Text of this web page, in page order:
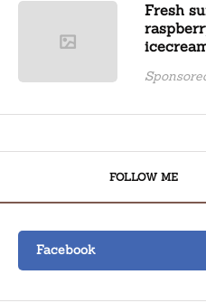
Fresh
FOLLOW ME
Facebook